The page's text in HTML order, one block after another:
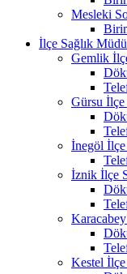
Mesleki
İlçe Sağlık
Gemlik
Gürsu
İnegöl
İznik İlçe
Kestel